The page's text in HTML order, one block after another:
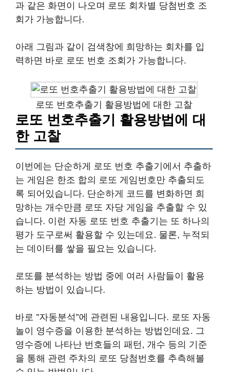
과 같은 화면이 나오며 로또 회차별 당첨번호 조
회가 가능합니다.
아래 그림과 같이 검색창에 희망하는 회차를 입
력하면 바로 로또 번호 조회가 가능합니다.
로또 번호추출기 활용방법에 대한 고찰
로또 번호추출기 활용방법에 대
한 고찰
이번에는 단순하게 로또 번호 추출기에서 추출하
는 게임은 한조 합의 로또 게임번호만 추출되도
록 되어있습니다. 단순하게 코드를 변화하면 희
망하는 개수만큼 로또 자당 게임을 추출할 수 있
습니다. 이런 자동 로또 번호 추출기는 또 하나의
평가 도구로써 활용할 수 있는데요. 물론, 누적되
는 데이터를 쌓을 필요는 있습니다.
로또를 분석하는 방법 중에 여러 사람들이 활용
하는 방법이 있습니다.
바로 ”자동분석”에 관련된 내용입니다. 로또 자동
놀이 영수증을 이용한 분석하는 방법인데요. 그
영수증에 나타난 번호들의 패턴, 개수 등의 기준
을 통해 관련 주차의 로또 당첨번호를 추측해볼